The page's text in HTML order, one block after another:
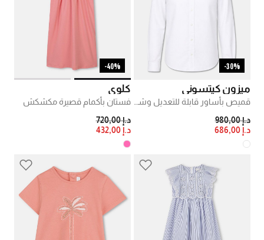
30%-
ميزون كيتسوني
PRICE REDUCED FROM
د.إ 980,00
TO
د.إ 686,00
40%-
كلوي
فستان بأكمام قصيرة مكشكش
PRICE REDUCED FROM
د.إ 720,00
د.إ 432,00